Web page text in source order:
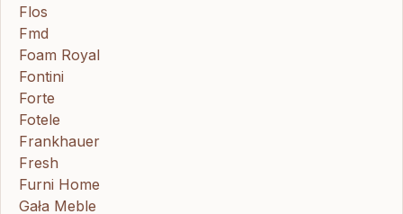
Flos
Fmd
Foam Royal
Fontini
Forte
Fotele
Frankhauer
Fresh
Furni Home
Gała Meble